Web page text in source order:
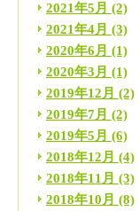
2021年5月 (2)
2021年4月 (3)
2020年6月 (1)
2020年3月 (1)
2019年12月 (2)
2019年7月 (2)
2019年5月 (6)
2018年12月 (4)
2018年11月 (3)
2018年10月 (8)